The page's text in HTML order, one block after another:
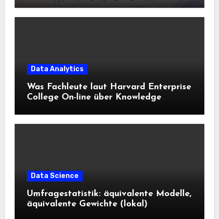
Data Analytics
Was Fachleute laut Harvard Enterprise
College On-line über Knowledge
Data Science
Umfragestatistik: äquivalente Modelle,
äquivalente Gewichte (lokal)